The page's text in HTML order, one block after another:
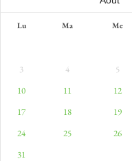
Lu Ma Me
3
4 5
10
11 12
17
18 19
24
25 26
31